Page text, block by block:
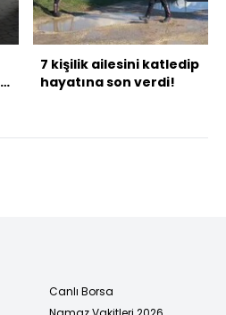
7 kişilik ailesini katledip
hayatına son verdi!
Canlı Borsa